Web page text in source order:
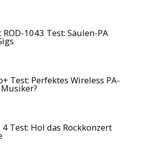
1043 Test: Säulen-PA
Test: Perfektes Wireless PA-
Test: Hol das Rockkonzert